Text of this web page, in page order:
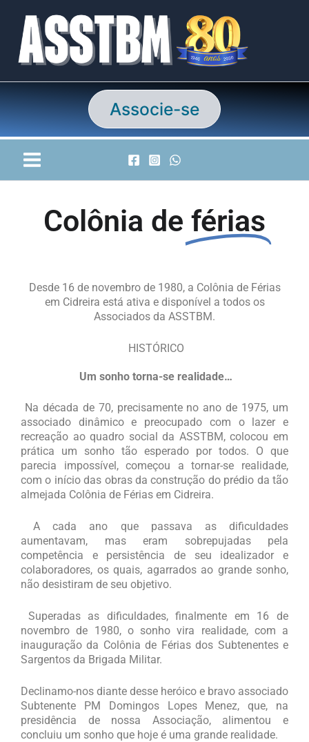
conteúdo
Associe-se
Colônia de férias
Desde 16 de novembro de 1980, a Colônia de Férias
em Cidreira está ativa e disponível a todos os
Associados da ASSTBM.
HISTÓRICO
Um sonho torna-se realidade…
Na década de 70, precisamente no ano de 1975, um
associado dinâmico e preocupado com o lazer e
recreação ao quadro social da ASSTBM, colocou em
prática um sonho tão esperado por todos. O que
parecia impossível, começou a tornar-se realidade,
com o início das obras da construção do prédio da tão
almejada Colônia de Férias em Cidreira.
A cada ano que passava as dificuldades
aumentavam, mas eram sobrepujadas pela
competência e persistência de seu idealizador e
colaboradores, os quais, agarrados ao grande sonho,
não desistiram de seu objetivo.
Superadas as dificuldades, finalmente em 16 de
novembro de 1980, o sonho vira realidade, com a
inauguração da Colônia de Férias dos Subtenentes e
Sargentos da Brigada Militar.
Declinamo-nos diante desse heróico e bravo associado
Subtenente PM Domingos Lopes Menez, que, na
presidência de nossa Associação, alimentou e
concluiu um sonho que hoje é uma grande realidade.